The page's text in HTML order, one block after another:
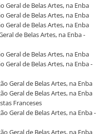
Geral de Belas Artes, na Enba
Geral de Belas Artes, na Enba
Geral de Belas Artes, na Enba
de Belas Artes, na Enba -
Geral de Belas Artes, na Enba
Geral de Belas Artes, na Enba -
Geral de Belas Artes, na Enba
Geral de Belas Artes, na Enba
Franceses
Geral de Belas Artes, na Enba -
Geral de Belas Artes, na Enba